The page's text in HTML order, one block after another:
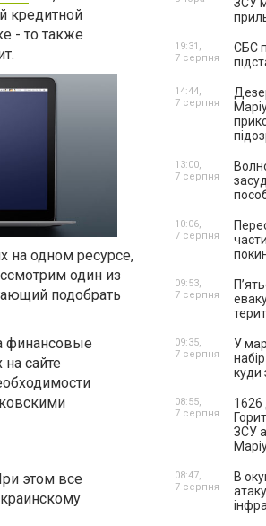
кредитной
- то также
на одном ресурсе,
один из
подобрать
финансовые
сайте
этом все
СБС
19:31,
7 серпня
14:44,
7 серпня
13:00,
7 серпня
10:06,
7 серпня
09:53,
7 серпня
У
куди
09:35,
7 серпня
1626
ЗСУ
08:55,
7 серпня
В
08:47,
7 серпня